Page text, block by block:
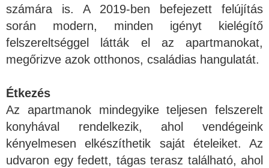
számára is. A 2019-ben befejezett felújítás
során modern, minden igényt kielégítő
felszereltséggel látták el az apartmanokat,
megőrizve azok otthonos, családias hangulatát.
Étkezés
Az apartmanok mindegyike teljesen felszerelt
konyhával rendelkezik, ahol vendégeink
kényelmesen elkészíthetik saját ételeiket. Az
udvaron egy fedett, tágas terasz található, ahol